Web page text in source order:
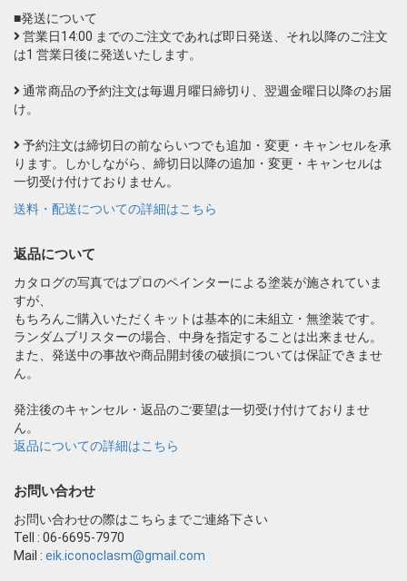
■発送について
営業日14:00 までのご注文であれば即日発送、それ以降のご注文
は1 営業日後に発送いたします。
通常商品の予約注文は毎週月曜日締切り、翌週金曜日以降のお届
け。
予約注文は締切日の前ならいつでも追加・変更・キャンセルを承
ります。しかしながら、締切日以降の追加・変更・キャンセルは
一切受け付けておりません。
送料・配送についての詳細はこちら
返品について
カタログの写真ではプロのペインターによる塗装が施されていま
すが、
もちろんご購入いただくキットは基本的に未組立・無塗装です。
ランダムブリスターの場合、中身を指定することは出来ません。
また、発送中の事故や商品開封後の破損については保証できませ
ん。
発注後のキャンセル・返品のご要望は一切受け付けておりませ
ん。
返品についての詳細はこちら
お問い合わせ
お問い合わせの際はこちらまでご連絡下さい
Tell : 06-6695-7970
Mail : eik.iconoclasm@gmail.com